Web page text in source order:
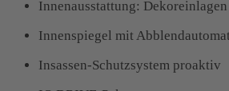
Innenausstattung:
Innenspiegel mit
Insassen-Schutzsystem proaktiv